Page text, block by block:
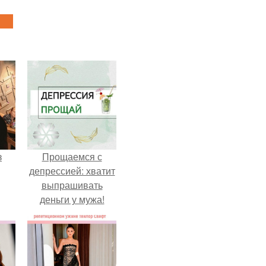
Прощаемся с
депрессией: хватит
выпрашивать
деньги у мужа!